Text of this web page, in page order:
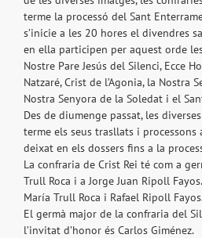
terme la processó del Sant
s’inicie a les 20 hores el divendres
en ella participen per aquest orde
Nostre Pare Jesús del Silenci, Ecce
Natzaré, Crist de l’Agonia, la Nostra
Nostra Senyora de la Soledat i el
Des de diumenge passat, les
terme els seus trasllats i processons
deixat en els dossers fins a la
La confraria de Crist Rei té com a
Trull Roca i a Jorge Juan Ripoll
María Trull Roca i Rafael Ripoll
El germà major de la confraria del
l’invitat d’honor és Carlos Giménez.